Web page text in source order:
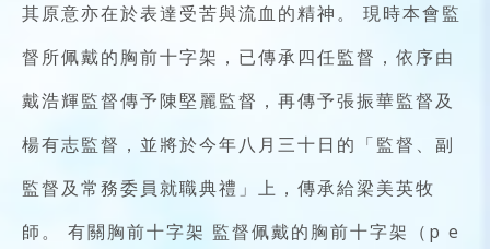
其原意亦在於表達受苦與流血的精神。 現時本會監
督所佩戴的胸前十字架，已傳承四任監督，依序由
戴浩輝監督傳予陳堅麗監督，再傳予張振華監督及
楊有志監督，並將於今年八月三十日的「監督、副
監督及常務委員就職典禮」上，傳承給梁美英牧
師。 有關胸前十字架 監督佩戴的胸前十字架（p e